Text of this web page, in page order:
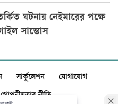
ঘটনায় নেইমারের পক্ষে
সান্তোস
সার্কুলেশন যোগাযোগ
গোপনীয়তার নীতি